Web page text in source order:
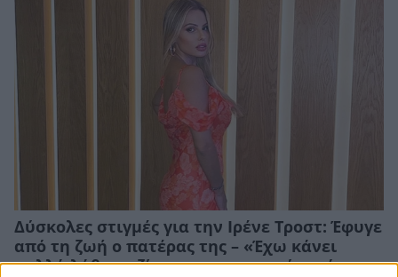
Δύσκολες στιγμές για την Ιρένε Τροστ: Έφυγε
από τη ζωή ο πατέρας της – «Έχω κάνει
πολλά λάθη μαζί σου που μετανιώνω όσο